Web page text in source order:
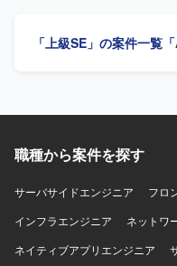
PP、WMなど複数モジ
ョンの魅力】 SAPの主
境】 SAPを中心とした
施します。
「上級SE」の案件一覧
職種から案件を探す
サーバサイドエンジニア
フロ
インフラエンジニア
ネットワ
ネイティブアプリエンジニア